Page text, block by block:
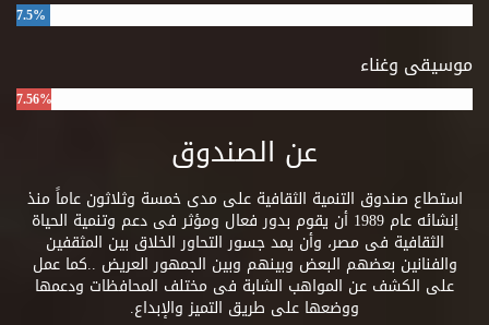
7.5%
موسيقى وغناء
7.56%
عن الصندوق
استطاع صندوق التنمية الثقافية على مدى خمسة وثلاثون عاماً منذ
إنشائه عام 1989 أن يقوم بدور فعال ومؤثر فى دعم وتنمية الحياة
الثقافية فى مصر، وأن يمد جسور التحاور الخلاق بين المثقفين
والفنانين بعضهم البعض وبينهم وبين الجمهور العريض ..كما عمل
على الكشف عن المواهب الشابة فى مختلف المحافظات ودعمها
ووضعها على طريق التميز والإبداع.